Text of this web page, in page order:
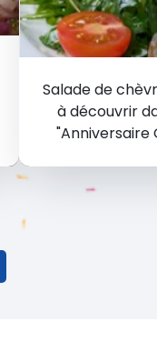
Salade de
à découvrir
"Anniversaire